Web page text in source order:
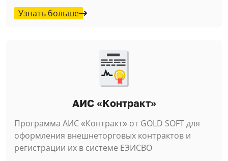
Узнать больше
АИС «Контракт»
Программа АИС «Контракт» от GOLD SOFT для
оформления внешнеторговых контрактов и
регистрации их в системе ЕЭИСВО